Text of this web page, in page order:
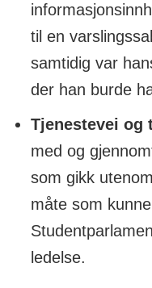
til en
samtidig var
der han burde
Tjenestevei og
med og
som gikk
måte som
ledelse.